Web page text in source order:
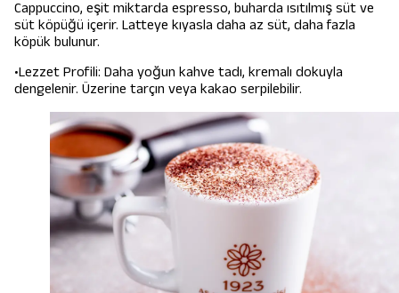
Cappuccino, eşit miktarda espresso, buharda ısıtılmış süt ve
süt köpüğü içerir. Latteye kıyasla daha az süt, daha fazla
köpük bulunur.
•Lezzet Profili: Daha yoğun kahve tadı, kremalı dokuyla
dengelenir. Üzerine tarçın veya kakao serpilebilir.